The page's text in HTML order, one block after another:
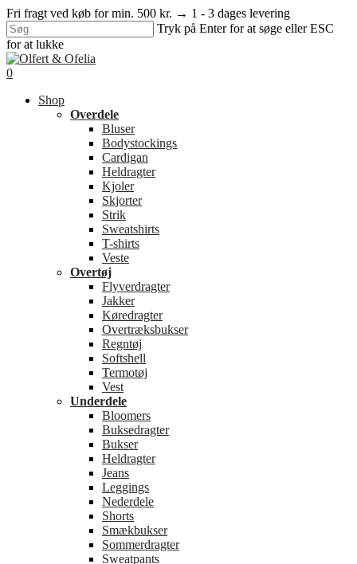
Skip
to
main
content
Fri fragt ved køb for min. 500 kr. → 1 - 3 dages levering
Tryk på Enter for at søge eller ESC
for at lukke
Close
Search
search
0
Shop
Overdele
Bluser
Bodystockings
Cardigan
Heldragter
Kjoler
Skjorter
Strik
Sweatshirts
T-shirts
Veste
Overtøj
Flyverdragter
Jakker
Køredragter
Overtræksbukser
Regntøj
Softshell
Termotøj
Vest
Underdele
Bloomers
Buksedragter
Bukser
Heldragter
Jeans
Leggings
Nederdele
Shorts
Smækbukser
Sommerdragter
Sweatpants